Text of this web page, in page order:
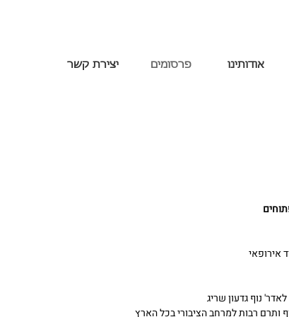
יצירת קשר פרסומים אודותינו
אירופאי
נוף גדעון שריג
ותרם רבות למרחב הציבורי בכל הארץ